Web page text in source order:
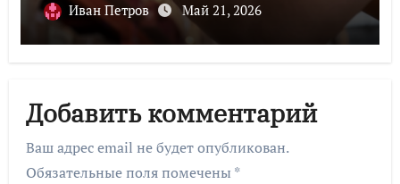
Иван Петров Май 21, 2026
Добавить комментарий
Ваш адрес email не будет опубликован.
Обязательные поля помечены *